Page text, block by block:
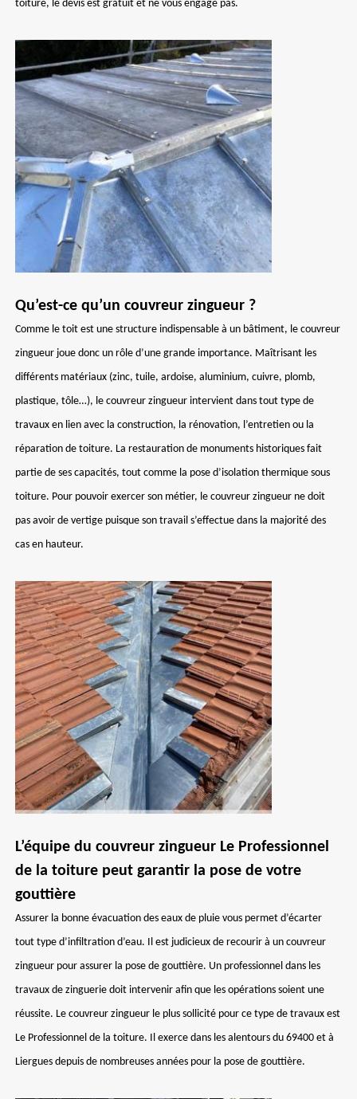
toiture, le devis est gratuit et ne vous engage pas.
Qu’est-ce qu’un couvreur zingueur ?
Comme le toit est une structure indispensable à un bâtiment, le couvreur
zingueur joue donc un rôle d’une grande importance. Maîtrisant les
différents matériaux (zinc, tuile, ardoise, aluminium, cuivre, plomb,
plastique, tôle…), le couvreur zingueur intervient dans tout type de
travaux en lien avec la construction, la rénovation, l’entretien ou la
réparation de toiture. La restauration de monuments historiques fait
partie de ses capacités, tout comme la pose d’isolation thermique sous
toiture. Pour pouvoir exercer son métier, le couvreur zingueur ne doit
pas avoir de vertige puisque son travail s’effectue dans la majorité des
cas en hauteur.
L’équipe du couvreur zingueur Le Professionnel
de la toiture peut garantir la pose de votre
gouttière
Assurer la bonne évacuation des eaux de pluie vous permet d’écarter
tout type d’infiltration d’eau. Il est judicieux de recourir à un couvreur
zingueur pour assurer la pose de gouttière. Un professionnel dans les
travaux de zinguerie doit intervenir afin que les opérations soient une
réussite. Le couvreur zingueur le plus sollicité pour ce type de travaux est
Le Professionnel de la toiture. Il exerce dans les alentours du 69400 et à
Liergues depuis de nombreuses années pour la pose de gouttière.